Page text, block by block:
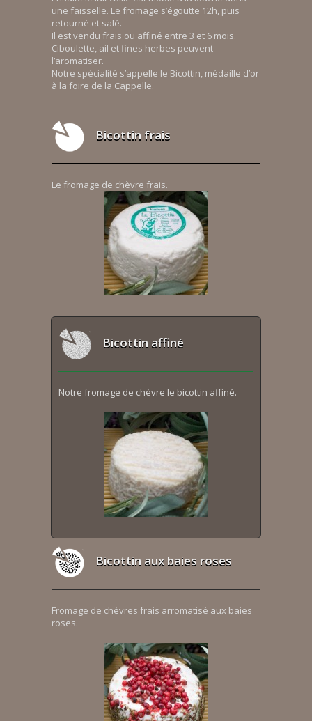
une faisselle. Le fromage s’égoutte 12h, puis
retourné et salé.
Il est vendu frais ou affiné entre 3 et 6 mois.
Ciboulette, ail et fines herbes peuvent
l’aromatiser.
Notre spécialité s’appelle le Bicottin, médaille d’or
à la foire de la Cappelle.
Bicottin frais
Le fromage de chèvre frais.
Bicottin affiné
Notre fromage de chèvre le bicottin affiné.
Bicottin aux baies roses
Fromage de chèvres frais arromatisé aux baies
roses.